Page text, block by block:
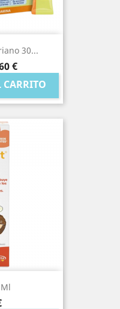
30...
€